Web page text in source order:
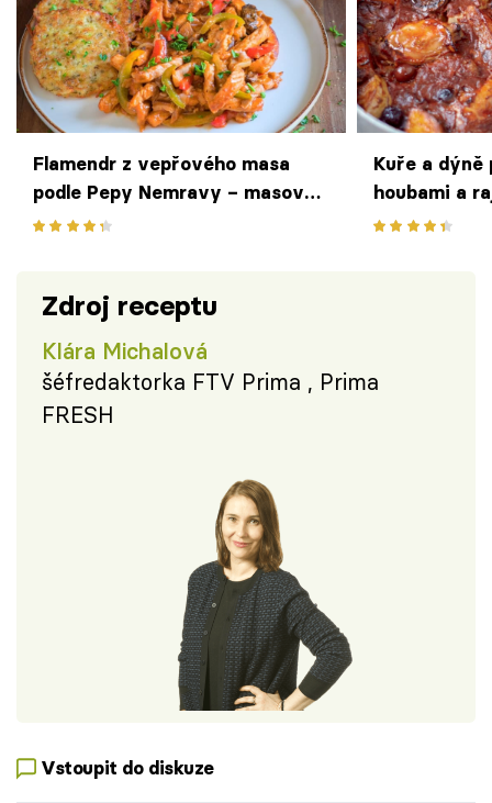
Flamendr z vepřového masa
podle Pepy Nemravy – masové
nudličky v pikantní omáčce se
Kuře a dýně
houbami a
Jamieho
Zdroj receptu
Klára Michalová
šéfredaktorka FTV Prima , Prima
FRESH
Vstoupit do diskuze